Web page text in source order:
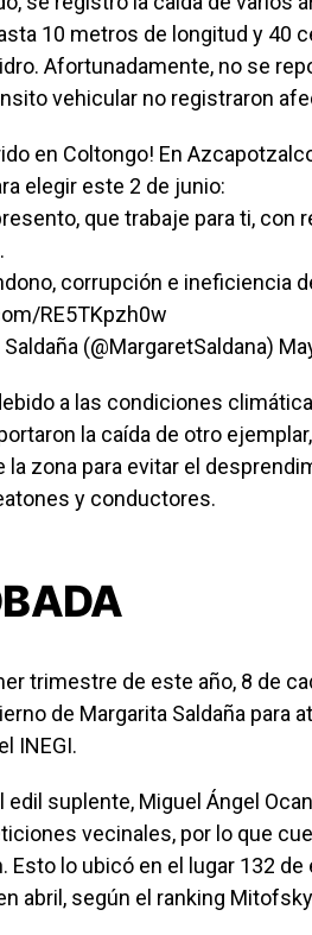
10 metros de longitud y 40
Afortunadamente, no se
vehicular no registraron
en Coltongo! En
elegir este 2 de junio:
que trabaje para ti, con
corrupción e ineficiencia
RE5TKpzh0w
(@MargaretSaldana)
a las condiciones
la caída de otro
la zona para evitar el
y conductores.
trimestre de este año, 8 de
de Margarita Saldaña para
INEGI.
edil suplente, Miguel Ángel
vecinales, por lo que
Esto lo ubicó en el lugar 132
abril, según el ranking